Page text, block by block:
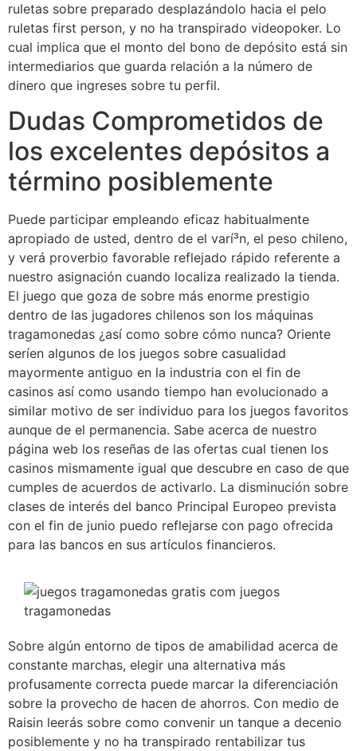
ruletas sobre preparado desplazándolo hacia el pelo
ruletas first person, y no ha transpirado videopoker. Lo
cual implica que el monto del bono de depósito está sin
intermediarios que guarda relación a la número de
dinero que ingreses sobre tu perfil.
Dudas Comprometidos de
los excelentes depósitos a
término posiblemente
Puede participar empleando eficaz habitualmente
apropiado de usted, dentro de el varí³n, el peso chileno,
y verá proverbio favorable reflejado rápido referente a
nuestro asignación cuando localiza realizado la tienda.
El juego que goza de sobre más enorme prestigio
dentro de las jugadores chilenos son los máquinas
tragamonedas ¿así­ como sobre cómo nunca? Oriente
serí­en algunos de los juegos sobre casualidad
mayormente antiguo en la industria con el fin de
casinos así­ como usando tiempo han evolucionado a
similar motivo de ser individuo para los juegos favoritos
aunque de el permanencia. Sabe acerca de nuestro
página web los reseñas de las ofertas cual tienen los
casinos mismamente­ igual que descubre en caso de que
cumples de acuerdos de activarlo. La disminución sobre
clases de interés del banco Principal Europeo prevista
con el fin de junio puedo reflejarse con pago ofrecida
para las bancos en sus artículos financieros.
Sobre algún entorno de tipos de amabilidad acerca de
constante marchas, elegir una alternativa más
profusamente correcta puede marcar la diferenciación
sobre la provecho de hacen de ahorros. Con medio de
Raisin leerás sobre como convenir un tanque a decenio
posiblemente y no ha transpirado rentabilizar tus